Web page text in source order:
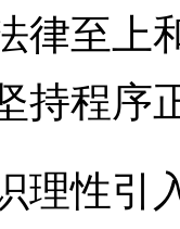
律至上
持程序
性引